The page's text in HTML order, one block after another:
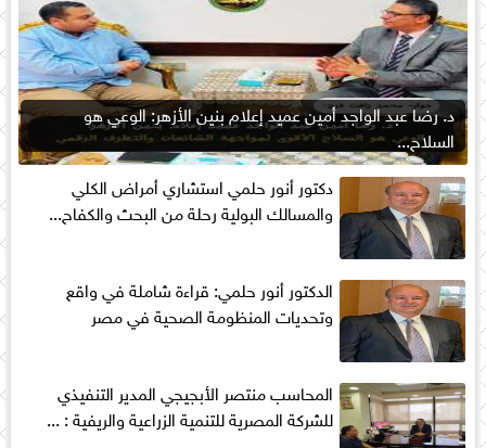
د. رضا عبد الواجد أمين عميد إعلام بنين الأزهر: الوعي هو
السلاح...
دكتور أنور حلمي استشاري أمراض الكلي
والمسالك البولية رحلة من البحث والكفاح...
الدكتور أنور حلمي: قراءة شاملة في واقع
وتحديات المنظومة الصحية في مصر
المحاسب منتصر الأبجيجي المدير التنفيذي
للشركة المصرية للتنمية الزراعية والريفية : ...